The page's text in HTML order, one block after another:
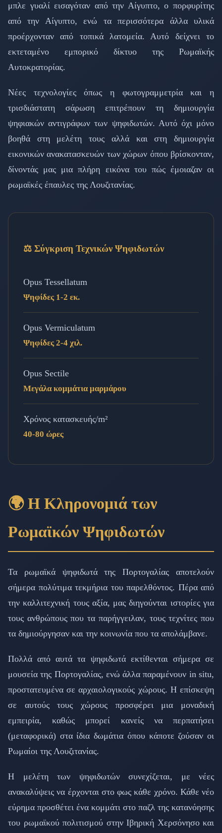
μπλε γυαλί εισαγόταν από την Αίγυπτο, ο πορφυρίτης
από την Αίγυπτο, ενώ τα περισσότερα άλλα υλικά
προέρχονταν από τοπικά λατομεία. Αυτό δείχνει το
εκτεταμένο εμπορικό δίκτυο της Ρωμαϊκής
Αυτοκρατορίας.
Νέες τεχνολογίες όπως η φωτογραμμετρία και η
τρισδιάστατη σάρωση επιτρέπουν τη δημιουργία
ψηφιακών αντιγράφων των ψηφιδωτών. Αυτό όχι μόνο
βοηθά στη μελέτη τους αλλά και στη δημιουργία
εικονικών ανακατασκευών των χώρων όπου βρίσκονταν,
δίνοντάς μας μια πλήρη εικόνα του πώς έμοιαζαν οι
ρωμαϊκές έπαυλες της Λουζιτανίας.
⚖️ Σύγκριση Τεχνικών Ψηφιδωτών
Opus Tessellatum
Ψηφίδες 1-2 εκ.
Opus Vermiculatum
Ψηφίδες 2-4 χιλ.
Opus Sectile
Μεγάλα κομμάτια μαρμάρου
Χρόνος κατασκευής/m²
40-80 ώρες
🌍 Η Κληρονομιά των
Ρωμαϊκών Ψηφιδωτών
Τα ρωμαϊκά ψηφιδωτά της Πορτογαλίας αποτελούν
σήμερα πολύτιμα τεκμήρια του παρελθόντος. Πέρα από
την καλλιτεχνική τους αξία, μας διηγούνται ιστορίες για
τους ανθρώπους που τα παρήγγειλαν, τους τεχνίτες που
τα δημιούργησαν και την κοινωνία που τα απολάμβανε.
Πολλά από αυτά τα ψηφιδωτά εκτίθενται σήμερα σε
μουσεία της Πορτογαλίας, ενώ άλλα παραμένουν in situ,
προστατευμένα σε αρχαιολογικούς χώρους. Η επίσκεψη
σε αυτούς τους χώρους προσφέρει μια μοναδική
εμπειρία, καθώς μπορεί κανείς να περπατήσει
(μεταφορικά) στα ίδια δωμάτια όπου κάποτε ζούσαν οι
Ρωμαίοι της Λουζιτανίας.
Η μελέτη των ψηφιδωτών συνεχίζεται, με νέες
ανακαλύψεις να έρχονται στο φως κάθε χρόνο. Κάθε νέο
εύρημα προσθέτει ένα κομμάτι στο παζλ της κατανόησης
του ρωμαϊκού πολιτισμού στην Ιβηρική Χερσόνησο και